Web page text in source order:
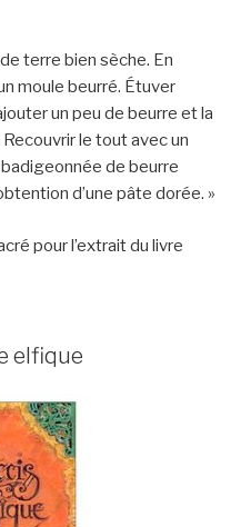
terre bien sèche. En
moule beurré. Étuver
un peu de beurre et la
le tout avec un
de beurre
d’une pâte dorée. »
pour l’extrait du livre
elfique